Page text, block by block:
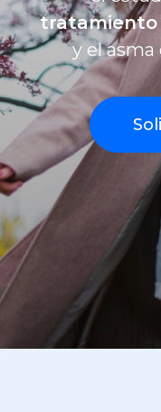
tratamiento
y el asma